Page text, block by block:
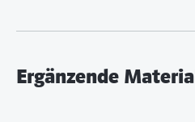
Ergänzende